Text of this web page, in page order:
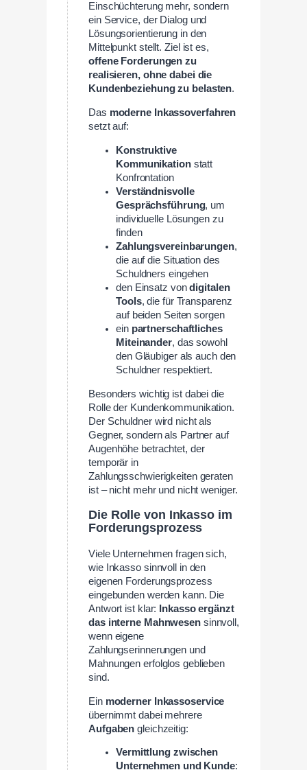
Einschüchterung mehr, sondern
ein Service, der Dialog und
Lösungsorientierung in den
Mittelpunkt stellt. Ziel ist es,
offene Forderungen zu
realisieren, ohne dabei die
Kundenbeziehung zu belasten.
Das moderne Inkassoverfahren
setzt auf:
Konstruktive
Kommunikationstatt
Konfrontation
Verständnisvolle
Gesprächsführung, um
individuelle Lösungen zu
finden
Zahlungsvereinbarungen,
die auf die Situation des
Schuldners eingehen
den Einsatz vondigitalen
Tools, die für Transparenz
auf beiden Seiten sorgen
ein partnerschaftliches
Miteinander, das sowohl
den Gläubiger als auch den
Schuldner respektiert.
Besonders wichtig ist dabei die
Rolle der Kundenkommunikation.
Der Schuldner wird nicht als
Gegner, sondern als Partner auf
Augenhöhe betrachtet, der
temporär in
Zahlungsschwierigkeiten geraten
ist – nicht mehr und nicht weniger.
Die Rolle von Inkasso im
Forderungsprozess
Viele Unternehmen fragen sich,
wie Inkasso sinnvoll in den
eigenen Forderungsprozess
eingebunden werden kann. Die
Antwort ist klar:
Inkasso ergänzt
das interne Mahnwesen sinnvoll,
wenn eigene
Zahlungserinnerungen und
Mahnungen erfolglos geblieben
sind.
Ein moderner Inkassoservice
übernimmt dabei mehrere
Aufgabengleichzeitig:
Vermittlung zwischen
Unternehmen und Kunde: